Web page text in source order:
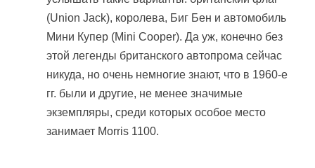
(Union Jack), королева, Биг Бен и автомобиль
Мини Купер (Mini Cooper). Да уж, конечно без
этой легенды британского автопрома сейчас
никуда, но очень немногие знают, что в 1960-е
гг. были и другие, не менее значимые
экземпляры, среди которых особое место
занимает Morris 1100.